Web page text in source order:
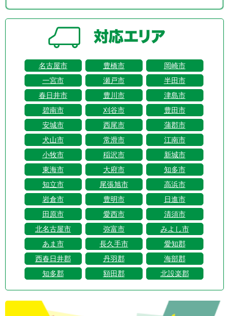
名古屋市 豊橋市
岡崎市
一宮市
瀬戸市
半田市
春日井市
豊川市
津島市
碧南市
刈谷市
豊田市
安城市
西尾市
蒲郡市
犬山市
常滑市
江南市
小牧市
稲沢市
新城市
東海市
大府市
知多市
知立市
尾張旭市
高浜市
岩倉市
豊明市
日進市
田原市
愛西市
清須市
北名古屋市
弥富市
みよし市
あま市
長久手市
愛知郡
西春日井郡
丹羽郡
海部郡
知多郡
額田郡 北設楽郡